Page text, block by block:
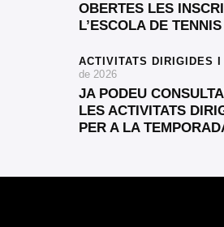
OBERTES LES
L’ESCOLA DE
ACTIVITATS DIRIGIDES I
de 2026
JA PODEU
LES ACTIVITATS
PER A LA